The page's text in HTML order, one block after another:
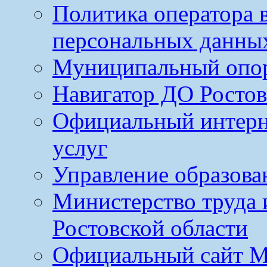
Политика оператора
персональных
Муниципальный
Навигатор ДО
Официальный
услуг
Управление
Министерство труда
Ростовской области
Официальный сайт